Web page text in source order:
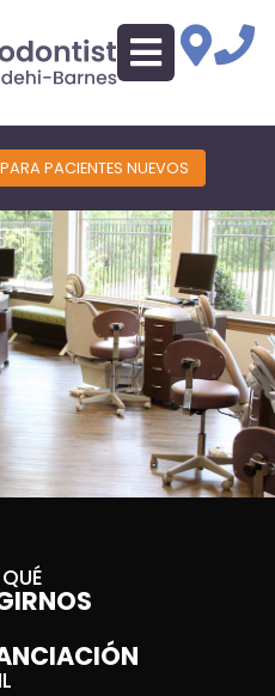
PACIENTES NUEVOS